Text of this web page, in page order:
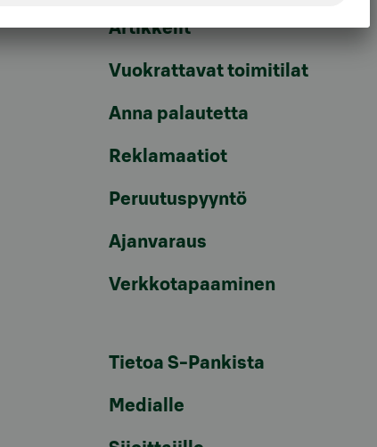
Artikkelit
Vuokrattavat toimitilat
Anna palautetta
Reklamaatiot
Peruutuspyyntö
Ajanvaraus
Verkkotapaaminen
Tietoa S-Pankista
Medialle